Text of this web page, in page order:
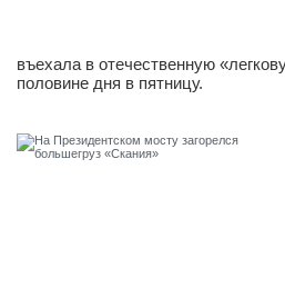
въехала в отечественную
половине дня в пятницу.